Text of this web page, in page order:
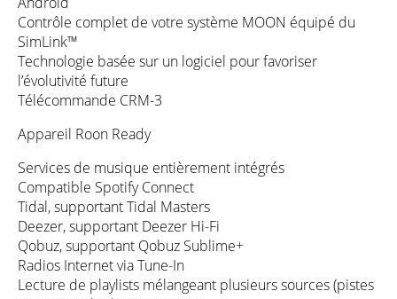
Contrôle complet de votre système MOON équipé du
SimLink™
Technologie basée sur un logiciel pour favoriser
l’évolutivité future
Télécommande CRM-3
Appareil Roon Ready
Services de musique entièrement intégrés
Compatible Spotify Connect
Tidal, supportant Tidal Masters
Deezer, supportant Deezer Hi-Fi
Qobuz, supportant Qobuz Sublime+
Radios Internet via Tune-In
Lecture de playlists mélangeant plusieurs sources (pistes